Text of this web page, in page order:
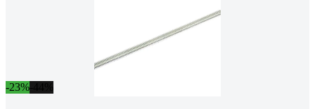
-23%